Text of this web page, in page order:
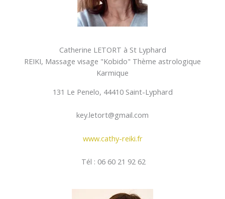
Catherine LETORT à St Lyphard
REIKI, Massage visage "Kobido" Thème astrologique
Karmique
131 Le Penelo, 44410 Saint-Lyphard
key.letort@gmail.com
www.cathy-reiki.fr
Tél : 06 60 21 92 62